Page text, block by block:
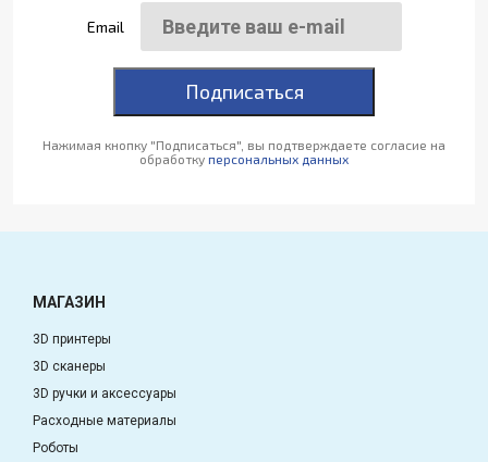
Email
Подписаться
Нажимая кнопку "Подписаться", вы подтверждаете согласие на
обработку персональных данных
МАГАЗИН
3D принтеры
3D сканеры
3D ручки и аксессуары
Расходные материалы
Роботы